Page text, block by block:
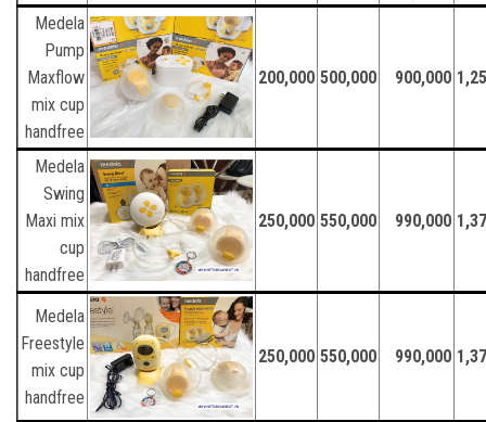
Medela
Pump
Maxflow
mix cup
handfree
200,000 500,000 900,000
Medela
Swing
Maxi mix
cup
handfree
250,000 550,000 990,000
Medela
Freestyle
mix cup
handfree
250,000 550,000 990,000